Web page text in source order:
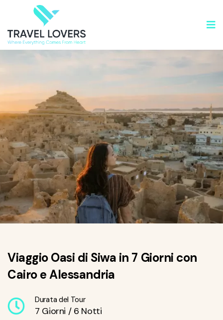
Viaggio Oasi di Siwa in 7 Giorni con
Cairo e Alessandria
Durata del Tour
7 Giorni / 6 Notti